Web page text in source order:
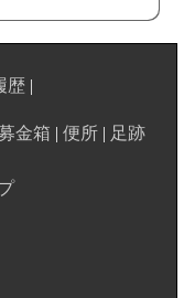
歴
金箱 便所 足跡